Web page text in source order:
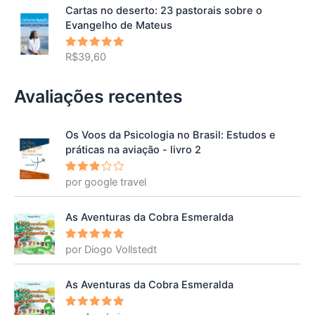
Cartas no deserto: 23 pastorais sobre o
Evangelho de Mateus
Avaliação
de 5
R$39,60
Avaliações recentes
Os Voos da Psicologia no Brasil: Estudos e
práticas na aviação - livro 2
Avalia
ção3
por google travel
As Aventuras da Cobra Esmeralda
Avaliação
5
por Diogo Vollstedt
As Aventuras da Cobra Esmeralda